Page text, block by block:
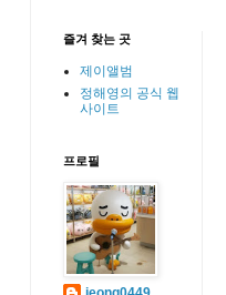
즐겨 찾는 곳
제이앨범
정해영의 공식 웹
사이트
프로필